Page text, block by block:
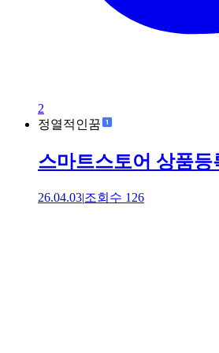
2
정열적인꿈
스마트스토어 상품등
26.04.03|조회수 126